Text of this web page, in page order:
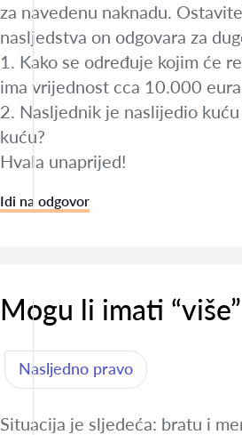
za navedenu naknadu.
nasljedstva on odgovara za
1. Kako se određuje kojim će
ima vrijednost cca 10.000
2. Nasljednik je naslijedio
kuću?
Hvala unaprijed!
Idi na odgovor
Mogu li imati
Nasljedno pravo
Situacija je sljedeća: bratu i